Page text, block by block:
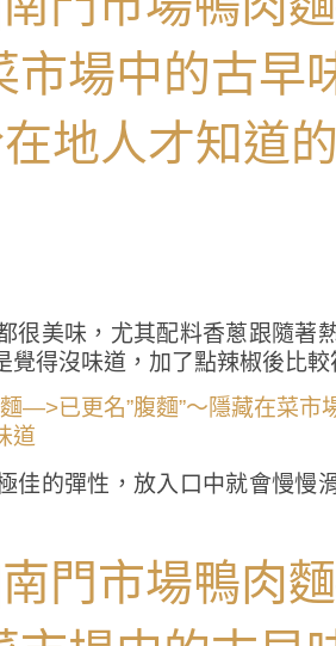
很美味，尤其配料香蔥跟隨著
得沒味道，加了點辣椒後比較
佳的彈性，放入口中就會慢慢